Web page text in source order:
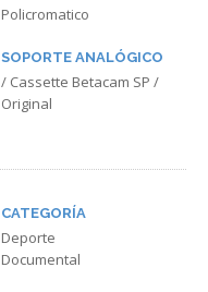
Policromatico
SOPORTE ANALÓGICO
/ Cassette Betacam SP /
Original
CATEGORÍA
Deporte
Documental